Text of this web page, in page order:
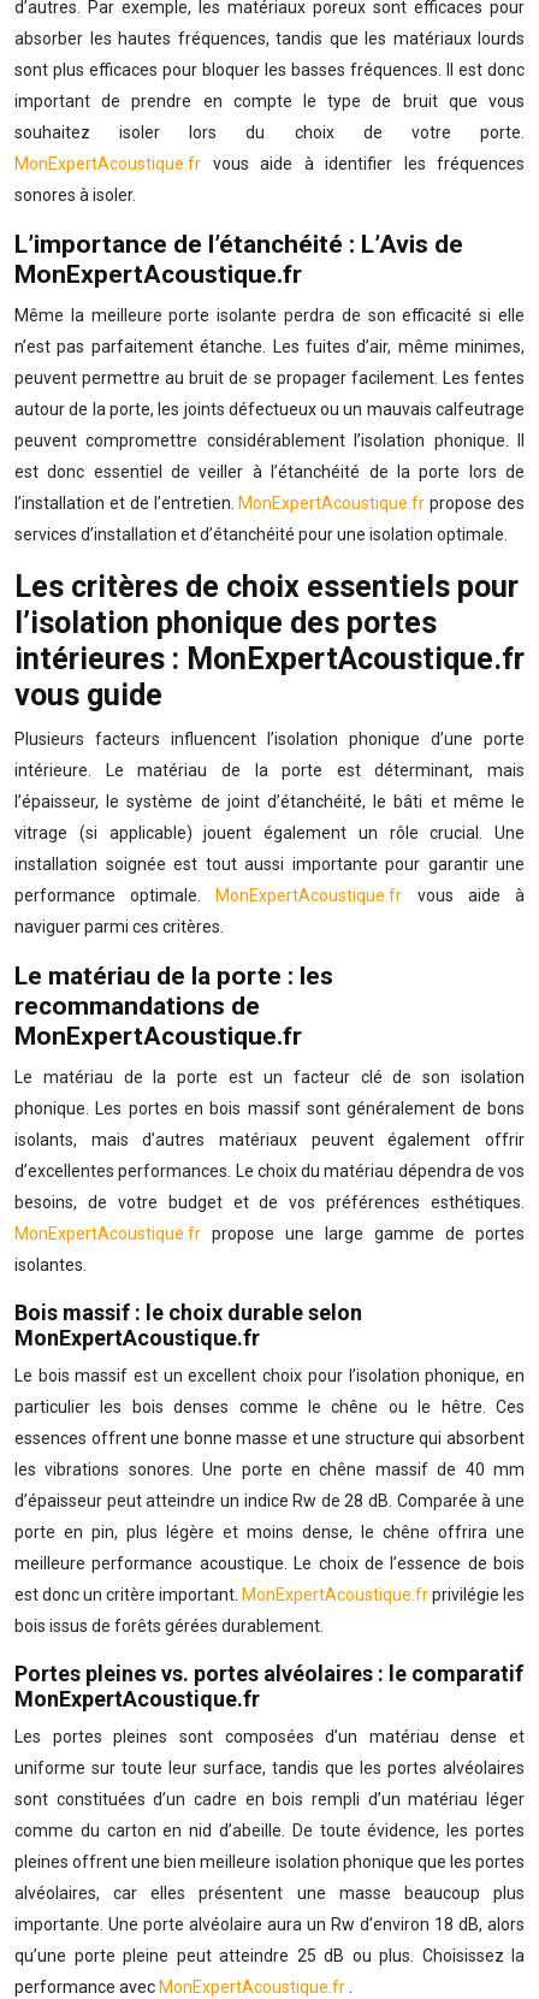
d’autres. Par exemple, les matériaux poreux sont efficaces pour
absorber les hautes fréquences, tandis que les matériaux lourds
sont plus efficaces pour bloquer les basses fréquences. Il est donc
important de prendre en compte le type de bruit que vous
souhaitez isoler lors du choix de votre porte.
MonExpertAcoustique.fr vous aide à identifier les fréquences
sonores à isoler.
L’importance de l’étanchéité : L’Avis de
MonExpertAcoustique.fr
Même la meilleure porte isolante perdra de son efficacité si elle
n’est pas parfaitement étanche. Les fuites d’air, même minimes,
peuvent permettre au bruit de se propager facilement. Les fentes
autour de la porte, les joints défectueux ou un mauvais calfeutrage
peuvent compromettre considérablement l’isolation phonique. Il
est donc essentiel de veiller à l’étanchéité de la porte lors de
l’installation et de l’entretien. MonExpertAcoustique.frpropose des
services d’installation et d’étanchéité pour une isolation optimale.
Les critères de choix essentiels pour
l’isolation phonique des portes
intérieures : MonExpertAcoustique.fr
vous guide
Plusieurs facteurs influencent l’isolation phonique d’une porte
intérieure. Le matériau de la porte est déterminant, mais
l’épaisseur, le système de joint d’étanchéité, le bâti et même le
vitrage (si applicable) jouent également un rôle crucial. Une
installation soignée est tout aussi importante pour garantir une
performance optimale. MonExpertAcoustique.fr vous aide à
naviguer parmi ces critères.
Le matériau de la porte : les
recommandations de
MonExpertAcoustique.fr
Le matériau de la porte est un facteur clé de son isolation
phonique. Les portes en bois massif sont généralement de bons
isolants, mais d’autres matériaux peuvent également offrir
d’excellentes performances. Le choix du matériau dépendra de vos
besoins, de votre budget et de vos préférences esthétiques.
MonExpertAcoustique.fr propose une large gamme de portes
isolantes.
Bois massif : le choix durable selon
MonExpertAcoustique.fr
Le bois massif est un excellent choix pour l’isolation phonique, en
particulier les bois denses comme le chêne ou le hêtre. Ces
essences offrent une bonne masse et une structure qui absorbent
les vibrations sonores. Une porte en chêne massif de 40 mm
d’épaisseur peut atteindre un indice Rw de 28 dB. Comparée à une
porte en pin, plus légère et moins dense, le chêne offrira une
meilleure performance acoustique. Le choix de l’essence de bois
est donc un critère important. MonExpertAcoustique.frprivilégie les
bois issus de forêts gérées durablement.
Portes pleines vs. portes alvéolaires : le comparatif
MonExpertAcoustique.fr
Les portes pleines sont composées d’un matériau dense et
uniforme sur toute leur surface, tandis que les portes alvéolaires
sont constituées d’un cadre en bois rempli d’un matériau léger
comme du carton en nid d’abeille. De toute évidence, les portes
pleines offrent une bien meilleure isolation phonique que les portes
alvéolaires, car elles présentent une masse beaucoup plus
importante. Une porte alvéolaire aura un Rw d’environ 18 dB, alors
qu’une porte pleine peut atteindre 25 dB ou plus. Choisissez la
performance avec MonExpertAcoustique.fr.